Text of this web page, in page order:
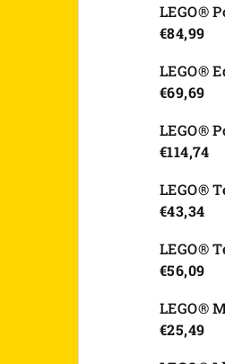
€84,99
€69,69
€114,74
€43,34
€56,09
€25,49